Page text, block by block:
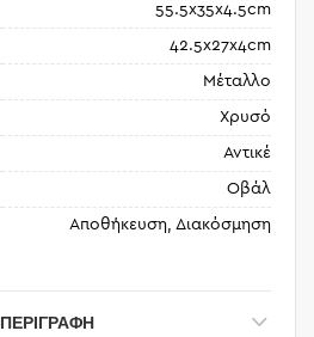
55.5x35x4.5cm
42.5x27x4cm
Μέταλλο
Χρυσό
Αντικέ
Οβάλ
Αποθήκευση, Διακόσμηση
ΠΕΡΙΓΡΑΦΉ